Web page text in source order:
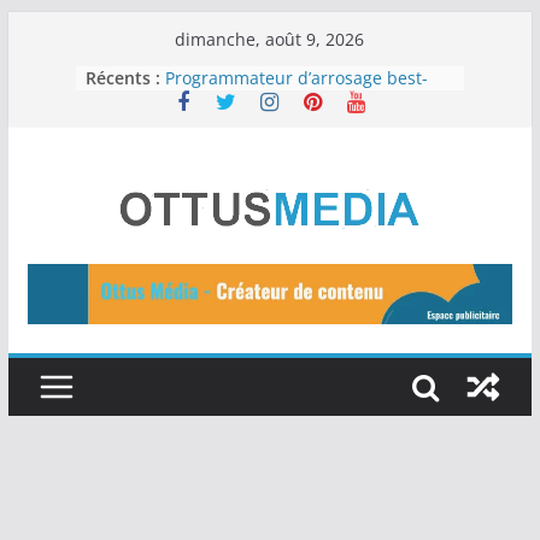
dimanche, août 9, 2026
Récents : Programmateur d’arrosage best-
seller
à essayer en 2024
15 idées de business en ligne pour
Tuteurs d’Auto-Arrosage